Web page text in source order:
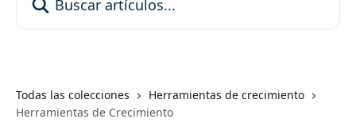
Todas las colecciones
Herramientas de crecimiento
Herramientas de Crecimiento